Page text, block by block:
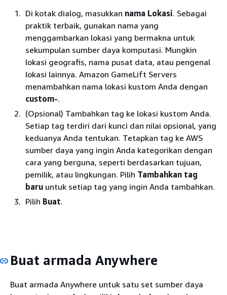
Di kotak dialog, masukkan nama Lokasi. Sebagai
praktik terbaik, gunakan nama yang
menggambarkan lokasi yang bermakna untuk
sekumpulan sumber daya komputasi. Mungkin
lokasi geografis, nama pusat data, atau pengenal
lokasi lainnya. Amazon GameLift Servers
menambahkan nama lokasi kustom Anda dengan
custom-.
(Opsional) Tambahkan tag ke lokasi kustom Anda.
Setiap tag terdiri dari kunci dan nilai opsional, yang
keduanya Anda tentukan. Tetapkan tag ke AWS
sumber daya yang ingin Anda kategorikan dengan
cara yang berguna, seperti berdasarkan tujuan,
pemilik, atau lingkungan. Pilih Tambahkan tag
baru untuk setiap tag yang ingin Anda tambahkan.
Pilih Buat.
Buat armada Anywhere
Buat armada Anywhere untuk satu set sumber daya